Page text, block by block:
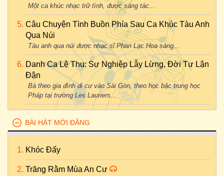
Một ca khúc nhạc trữ tình, được sáng tác...
Câu Chuyện Tình Buồn Phía Sau Ca Khúc Tàu Anh
Qua Núi
Tàu anh qua núi được nhạc sĩ Phan Lạc Hoa sáng...
Danh Ca Lệ Thu: Sự Nghiệp Lẫy Lừng, Đời Tư Lận
Đận
Bà theo gia đình di cư vào Sài Gòn, theo học bậc trung học
Pháp tại trường Les Lauriers...
BÀI HÁT MỚI ĐĂNG
Khóc Đấy
Trăng Rằm Mùa An Cư